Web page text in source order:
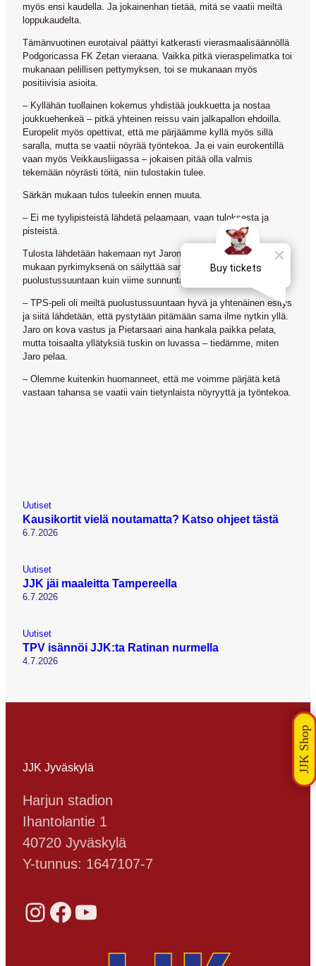
myös ensi kaudella. Ja jokainenhan tietää, mitä se vaatii meiltä
loppukaudelta.
Tämänvuotinen eurotaival päättyi katkerasti vierasmaalisäännöllä
Podgoricassa FK Zetan vieraana. Vaikka pitkä vieraspelimatka toi
mukanaan pelillisen pettymyksen, toi se mukanaan myös
positiivisia asioita.
– Kyllähän tuollainen kokemus yhdistää joukkuetta ja nostaa
joukkuehenkeä – pitkä yhteinen reissu vain jalkapallon ehdoilla.
Europelit myös opettivat, että me pärjäämme kyllä myös sillä
saralla, mutta se vaatii nöyrää työntekoa. Ja ei vain eurokentillä
vaan myös Veikkausliigassa – jokaisen pitää olla valmis
tekemään nöyrästi töitä, niin tulostakin tulee.
Särkän mukaan tulos tuleekin ennen muuta.
– Ei me tyylipisteistä lähdetä pelaamaan, vaan tuloksesta ja
pisteistä.
Tulosta lähdetään hakemaan nyt Jaron kustannuksella ja Särkän
mukaan pyrkimyksenä on säilyttää samanlainen tiiviys
puolustussuuntaan kuin viime sunnuntaina TPS:aa vastaan.
– TPS-peli oli meiltä puolustussuuntaan hyvä ja yhtenäinen esitys
ja siitä lähdetään, että pystytään pitämään sama ilme nytkin yllä.
Jaro on kova vastus ja Pietarsaari aina hankala paikka pelata,
mutta toisaalta yllätyksiä tuskin on luvassa – tiedämme, miten
Jaro pelaa.
– Olemme kuitenkin huomanneet, että me voimme pärjätä ketä
vastaan tahansa se vaatii vain tietynlaista nöyryyttä ja työntekoa.
Uutiset
Kausikortit vielä noutamatta? Katso ohjeet tästä
6.7.2026
Uutiset
JJK jäi maaleitta Tampereella
6.7.2026
Uutiset
TPV isännöi JJK:ta Ratinan nurmella
4.7.2026
JJK Jyväskylä
Harjun stadion
Ihantolantie 1
40720 Jyväskylä
Y-tunnus: 1647107-7
Instagram Facebook YouTube